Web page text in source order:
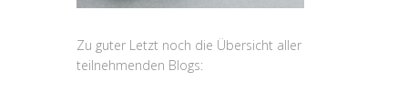
Zu guter Letzt noch die Übersicht aller
teilnehmenden Blogs: